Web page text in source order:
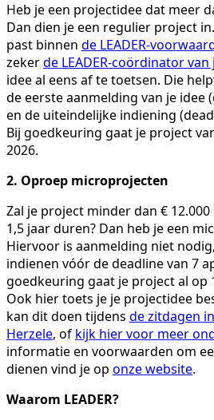
Heb je een projectidee dat meer
Dan dien je een regulier project
past binnen de LEADER-
zekerde LEADER-coördinator
idee al eens af te toetsen. Die
de eerste aanmelding van je idee
en de uiteindelijke indiening
Bij goedkeuring gaat je project
2026.
2. Oproep microprojecten
Zal je project minder dan €
1,5 jaar duren? Dan heb je een
Hiervoor is aanmelding niet
indienen vóór de deadline van 7
goedkeuring gaat je project al op
Ook hier toets je je projectidee
kan dit doen tijdens de zitdagen
Herzele, of kijk hier voor meer
informatie en voorwaarden om
dienen vind je op onze website.
Waarom LEADER?